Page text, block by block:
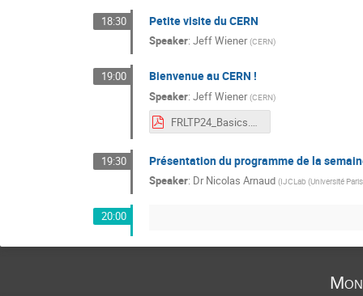
18:30 Petite visite du CERN
Speaker: Jeff Wiener (CERN)
19:00 Bienvenue au CERN !
Speaker: Jeff Wiener (CERN)
FRLTP24_Basics.pdf
19:30 Présentation du programme de la
Speaker: Dr Nicolas Arnaud (IJCLab (Université
20:00